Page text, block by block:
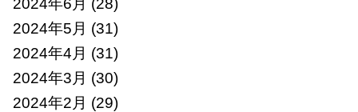
2024年6月 (28)
2024年5月 (31)
2024年4月 (31)
2024年3月 (30)
2024年2月 (29)